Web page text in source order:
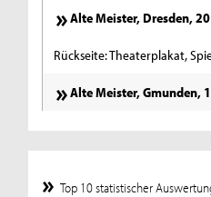
Alte Meister, Dresden,
Rückseite: Theaterplakat,
Alte Meister, Gmunden,
Top 10 statistischer